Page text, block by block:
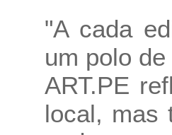
"A cada
um polo
ART.PE
local, mas